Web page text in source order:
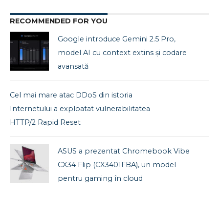
RECOMMENDED FOR YOU
Google introduce Gemini 2.5 Pro,
model AI cu context extins și codare
avansată
Cel mai mare atac DDoS din istoria
Internetului a exploatat vulnerabilitatea
HTTP/2 Rapid Reset
ASUS a prezentat Chromebook Vibe
CX34 Flip (CX3401FBA), un model
pentru gaming în cloud